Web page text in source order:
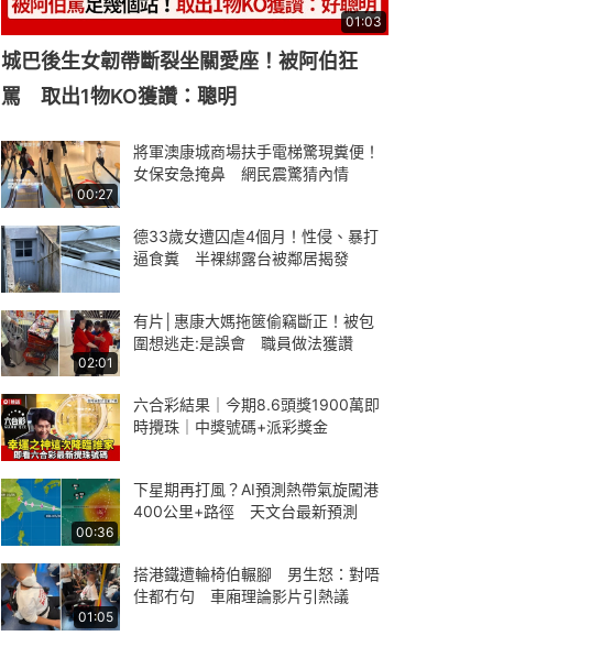
01:03
城巴後生女韌帶斷裂坐關愛座！被阿伯狂
罵 取出1物KO獲讚：聰明
00:27
將軍澳康城商場扶手電梯驚現糞便！
女保安急掩鼻 網民震驚猜內情
德33歲女遭囚虐4個月！性侵、暴打
逼食糞 半裸綁露台被鄰居揭發
02:01
有片│惠康大媽拖篋偷竊斷正！被包
圍想逃走:是誤會 職員做法獲讚
六合彩結果｜今期8.6頭獎1900萬即
時攪珠｜中獎號碼+派彩獎金
00:36
下星期再打風？AI預測熱帶氣旋闖港
400公里+路徑 天文台最新預測
01:05
搭港鐵遭輪椅伯輾腳 男生怒：對唔
住都冇句 車廂理論影片引熱議